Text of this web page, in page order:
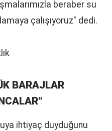
beraber su
çalışıyoruz" dedi.
BARAJLAR
ihtiyaç duyduğunu